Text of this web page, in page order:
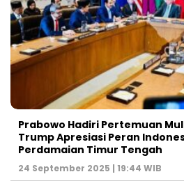
Prabowo Hadiri Pertemuan
Trump Apresiasi Peran
Perdamaian Timur Tengah
24 September 2025 | 19:44 WIB